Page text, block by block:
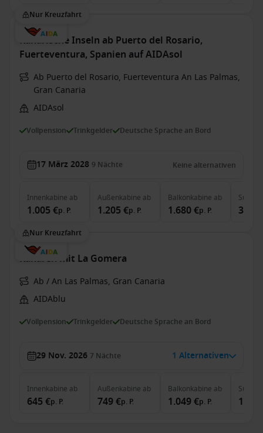
Nur Kreuzfahrt
Kanarische Inseln ab Puerto del Rosario,
Fuerteventura, Spanien auf AIDAsol
Ab Puerto del Rosario, Fuerteventura An Las Palmas,
Gran Canaria
AIDAsol
Vollpension Trinkgelder Deutsche Sprache an Bord
17 März 2028 9 Nächte Keine alternativen
Innenkabine ab
1.005 €p. P.
Außenkabine ab
1.205 €p. P.
Balkonkabine ab
1.680 €p. P.
Suite
Nur Kreuzfahrt
Kanaren mit La Gomera
Ab / An Las Palmas, Gran Canaria
AIDAblu
Vollpension Trinkgelder Deutsche Sprache an Bord
29 Nov. 2026 7 Nächte 1 Alternativen
Innenkabine ab
645 €p. P.
Außenkabine ab
749 €p. P.
Balkonkabine ab
1.049 €p. P.
Suite